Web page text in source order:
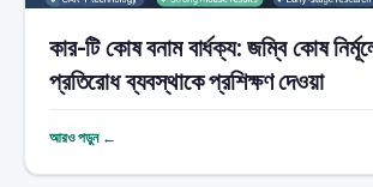
কার-টি কোষ বনাম বার্ধক্য: জম্বি কোষ
প্রতিরোধ ব্যবস্থাকে প্রশিক্ষণ দেওয়া
আরও পড়ুন ←